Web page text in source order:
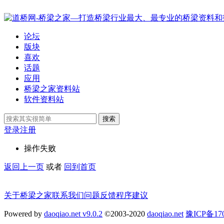
论坛
版块
喜欢
话题
应用
桥梁之家资料站
软件资料站
搜索
登录注册
操作失败
返回上一页 或者 回到首页
关于桥梁之家联系我们问题反馈程序建议
Powered by daoqiao.net v9.0.2 ©2003-2020 daoqiao.net 豫ICP备